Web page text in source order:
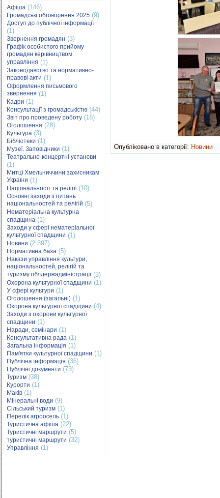
Афіша (146)
Громадські обговорення 2025 (9)
Доступ до публічної інформації
(1)
Звернення громадян (3)
Графік особистого прийому
громадян керівництвом
управління (1)
Законодавство та нормативно-
правові акти (1)
Оформлення письмового
звернення (1)
Кадри (1)
Консультації з громадськістю (44)
Звіт про проведену роботу (16)
Оголошення (28)
Культура (3)
Бібліотеки (1)
Музеї. Заповідники (1)
Театрально-концертні установи
(1)
Митці Хмельниччини захисникам
України (1)
Національності та релігії(10)
Основні заходи з питань
національностей та релігій (5)
Нематеріальна культурна
спадщина (1)
Заходи у сфері нематеріальної
культурної спадщини (1)
Новини (2 397)
Нормативна база (5)
Накази управління культури,
національностей, релігій та
туризму облдержадміністрації(3)
Охорона культурної спадщини (1)
У сфері культури (1)
Оголошення (загальні) (1)
Охорона культурної спадщини (4)
Заходи з охорони культурної
спадщини (1)
Наради, семінари (1)
Консультативна рада (1)
Загальна інформація (1)
Пам'ятки культурної спадщини (1)
Публічна інформація (36)
Публічні документи (73)
Туризм (38)
Курорти (1)
Маків (1)
Мінеральні води (9)
Сільський туризм (1)
Перелік агроосель (1)
Туристична афіша (22)
Туристичні маршрути (5)
туристичні маршрути (32)
Управління (1)
Опубліковано в категорії: Новини